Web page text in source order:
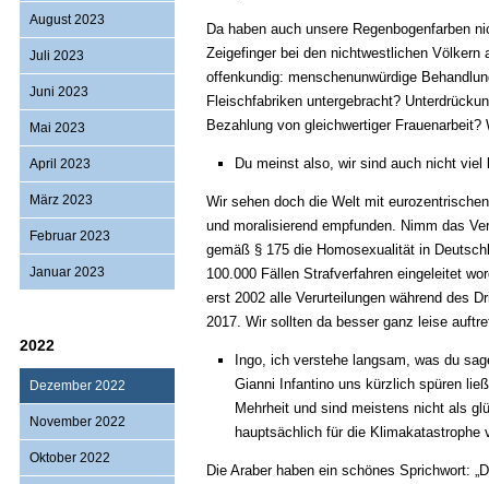
August 2023
Juli 2023
Juni 2023
Mai 2023
April 2023
März 2023
Februar 2023
Januar 2023
2022
Dezember 2022
November 2022
Oktober 2022
Da haben auch unsere Regenbogenfarben
Zeigefinger bei den nichtwestlichen
offenkundig: menschenunwürdige
Fleischfabriken untergebracht?
Bezahlung von gleichwertiger
Du meinst also, wir sind auch nicht viel
Wir sehen doch die Welt mit
und moralisierend empfunden. Nimm das
gemäß § 175 die Homosexualität in
100.000 Fällen Strafverfahren eingeleitet
erst 2002 alle Verurteilungen während des
2017. Wir sollten da besser ganz leise
Ingo, ich verstehe langsam, was du
Gianni Infantino uns kürzlich spüren
Mehrheit und sind meistens nicht als
hauptsächlich für die Klimakatastrophe
Die Araber haben ein schönes Sprichwort: